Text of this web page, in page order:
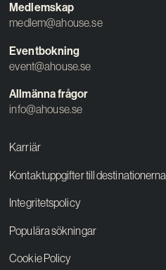
Medlemskap
medlem@ahouse.se
Eventbokning
event@ahouse.se
Allmänna frågor
info@ahouse.se
Karriär
Kontaktuppgifter till destinationerna
Integritetspolicy
Populära sökningar
Cookie Policy